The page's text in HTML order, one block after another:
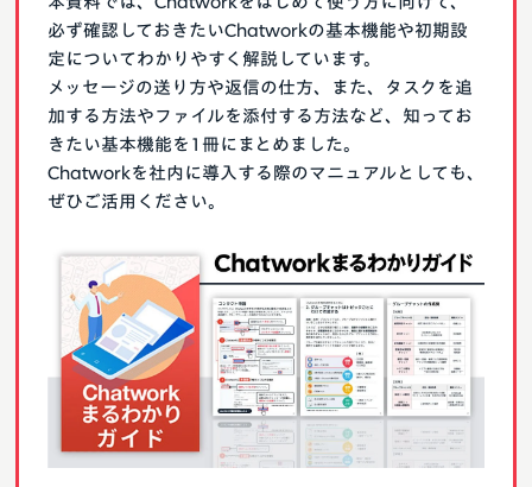
必ず確認しておきたいChatworkの基本機能や初期設
定についてわかりやすく解説しています。
メッセージの送り方や返信の仕方、また、タスクを追
加する方法やファイルを添付する方法など、知ってお
きたい基本機能を1冊にまとめました。
Chatworkを社内に導入する際のマニュアルとしても、
ぜひご活用ください。